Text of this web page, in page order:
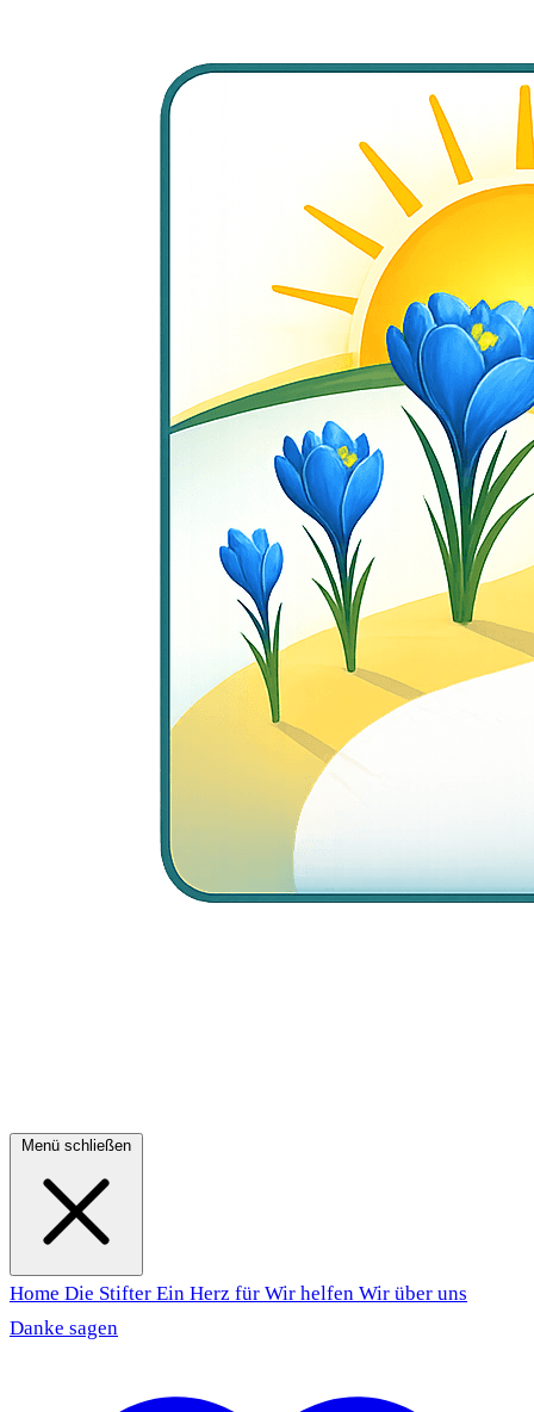
Menü schließen
Home Die Stifter Ein Herz für Wir helfen Wir über uns
Danke sagen